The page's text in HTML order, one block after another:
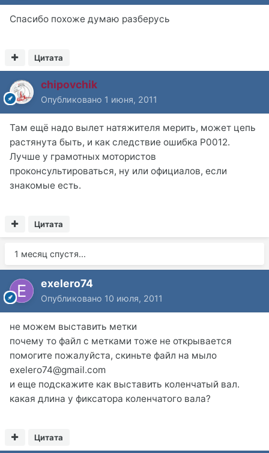
Спасибо похоже думаю разберусь
Цитата
chipovchik
Опубликовано 1 июня, 2011
Там ещё надо вылет натяжителя мерить, может цепь
растянута быть, и как следствие ошибка P0012.
Лучше у грамотных мотористов
проконсультироваться, ну или официалов, если
знакомые есть.
Цитата
1 месяц спустя...
exelero74
Опубликовано 10 июля, 2011
не можем выставить метки
почему то файл с метками тоже не открывается
помогите пожалуйста, скиньте файл на мыло
exelero74@gmail.com
и еще подскажите как выставить коленчатый вал.
какая длина у фиксатора коленчатого вала?
Цитата